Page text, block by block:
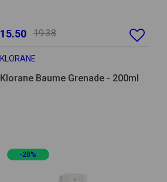
15.50 19.38
KLORANE
Klorane Baume Grenade - 200ml
-20%